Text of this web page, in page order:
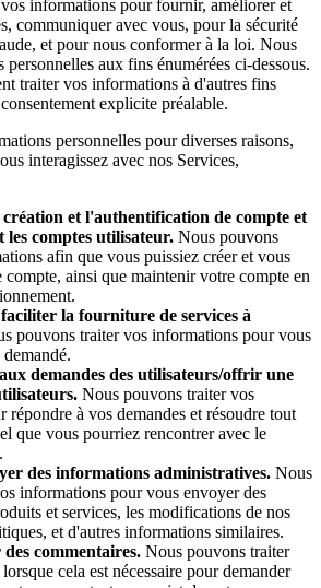
informations pour fournir, améliorer et
communiquer avec vous, pour la sécurité
et pour nous conformer à la loi. Nous
aux fins énumérées ci-dessous.
traiter vos informations à d'autres fins
explicite préalable.
personnelles pour diverses raisons,
interagissez avec nos Services,
et l'authentification de compte et
les comptes utilisateur. Nous pouvons
afin que vous puissiez créer et vous
compte, ainsi que maintenir votre compte en
la fourniture de services à
pouvons traiter vos informations pour vous
demandes des utilisateurs/offrir une
Nous pouvons traiter vos
répondre à vos demandes et résoudre tout
que vous pourriez rencontrer avec le
des informations administratives. Nous
informations pour vous envoyer des
et services, les modifications de nos
et d'autres informations similaires.
commentaires. Nous pouvons traiter
cela est nécessaire pour demander